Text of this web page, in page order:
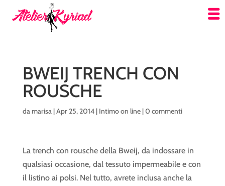
BWEIJ TRENCH CON
ROUSCHE
damarisa|Apr 25, 2014| Intimo on line|0 commenti
La trench con rousche della Bweij, da indossare in
qualsiasi occasione, dal tessuto impermeabile e con
il listino ai polsi. Nel tutto, avrete inclusa anche la